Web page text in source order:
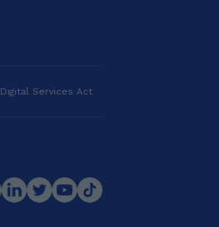
Digital Services Act